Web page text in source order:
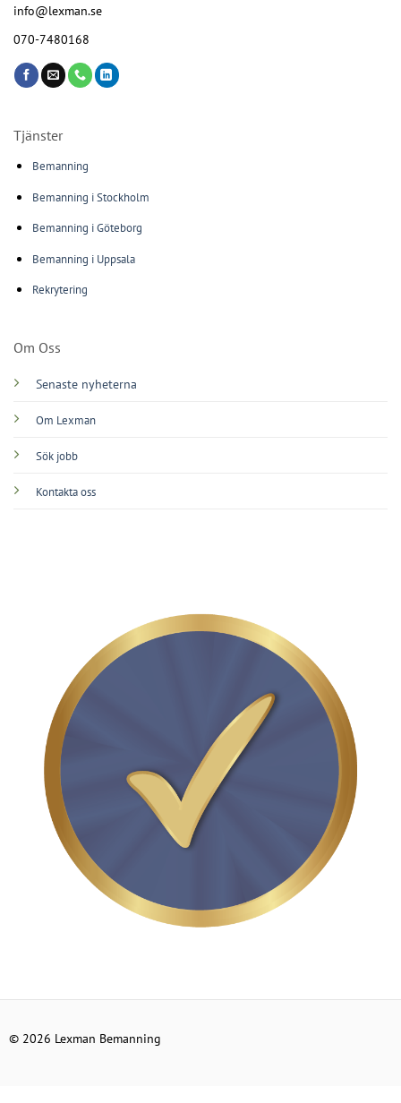
info@lexman.se
070-7480168
Tjänster
Bemanning
Bemanning i Stockholm
Bemanning i Göteborg
Bemanning i Uppsala
Rekrytering
Om Oss
Senaste nyheterna
Om Lexman
Sök jobb
Kontakta oss
© 2026 Lexman Bemanning